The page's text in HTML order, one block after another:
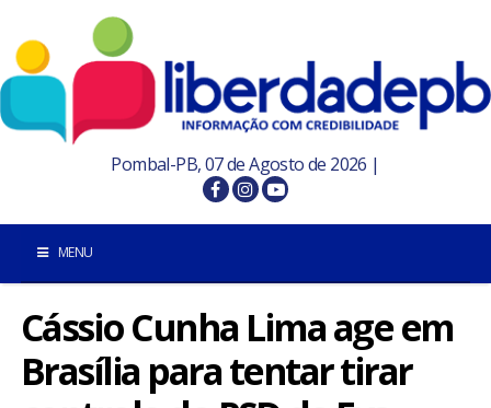
Pombal-PB, 07 de Agosto de 2026 |
MENU
INÍCIO
POMBAL E REGIÃO
Cássio Cunha Lima age em
Brasília para tentar tirar